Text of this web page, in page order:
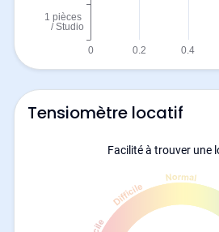
Tensiomètre locatif
Facilité à trouver une